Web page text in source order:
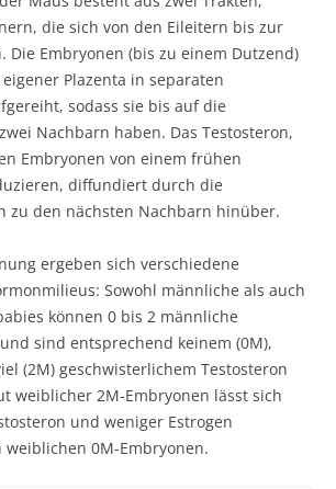
die sich von den Eileitern bis zur
Die Embryonen (bis zu einem Dutzend)
Plazenta in separaten
sodass sie bis auf die
Nachbarn haben. Das Testosteron,
Embryonen von einem frühen
diffundiert durch die
zu den nächsten Nachbarn hinüber.
ergeben sich verschiedene
Sowohl männliche als auch
können 0 bis 2 männliche
sind entsprechend keinem (0M),
(2M) geschwisterlichem Testosteron
weiblicher 2M-Embryonen lässt sich
und weniger Estrogen
weiblichen 0M-Embryonen.